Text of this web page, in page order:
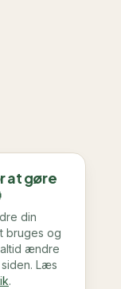
at gøre
din
bruges og
ændre
Læs
.